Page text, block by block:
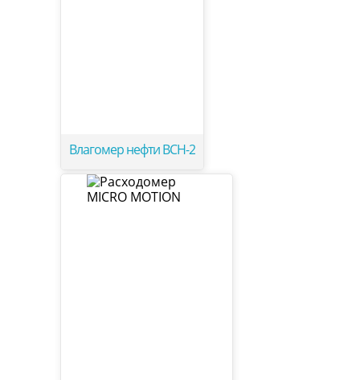
Влагомер нефти ВСН-2